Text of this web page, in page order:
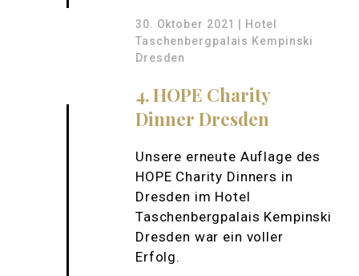
30. Oktober 2021 | Hotel
Taschenbergpalais Kempinski
Dresden
4. HOPE Charity
Dinner Dresden
Unsere erneute Auflage des
HOPE Charity Dinners in
Dresden im Hotel
Taschenbergpalais Kempinski
Dresden war ein voller
Erfolg.